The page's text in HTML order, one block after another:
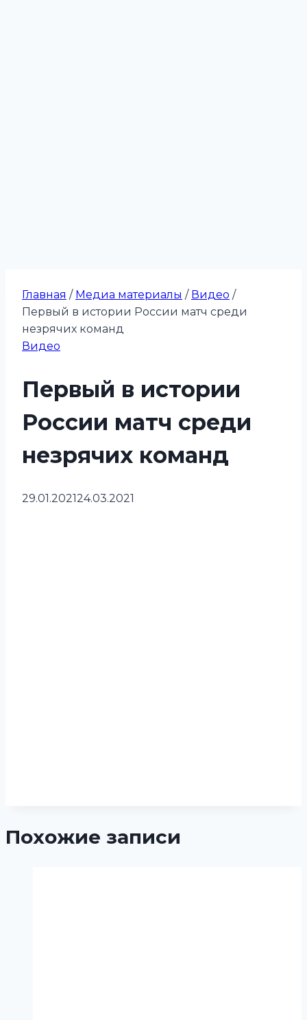
Главная / Медиа материалы / Видео /
Первый в истории России матч среди
незрячих команд
Видео
Первый в истории
России матч среди
незрячих команд
29.01.202124.03.2021
Похожие записи